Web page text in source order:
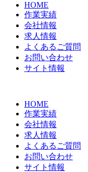
HOME
作業実績
会社情報
求人情報
よくあるご質問
お問い合わせ
サイト情報
HOME
作業実績
会社情報
求人情報
よくあるご質問
お問い合わせ
サイト情報